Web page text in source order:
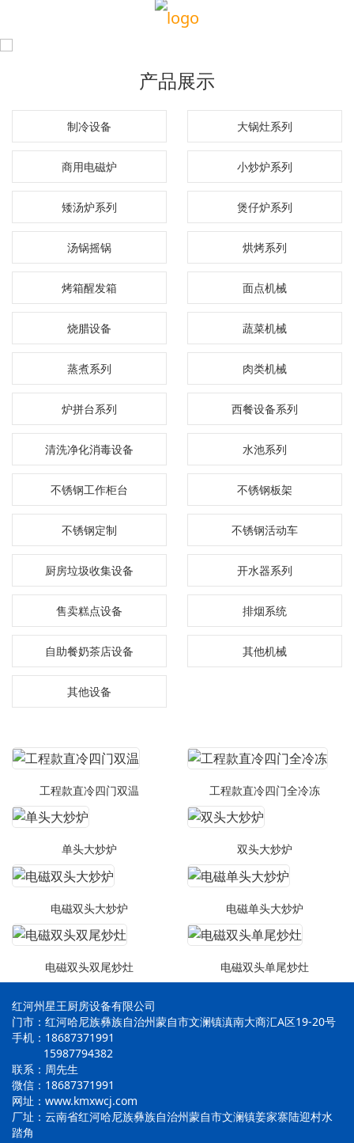
产品展示
制冷设备 大锅灶系列
商用电磁炉 小炒炉系列
矮汤炉系列 煲仔炉系列
汤锅摇锅 烘烤系列
烤箱醒发箱 面点机械
烧腊设备 蔬菜机械
蒸煮系列 肉类机械
炉拼台系列 西餐设备系列
清洗净化消毒设备 水池系列
不锈钢工作柜台 不锈钢板架
不锈钢定制 不锈钢活动车
厨房垃圾收集设备 开水器系列
售卖糕点设备 排烟系统
自助餐奶茶店设备 其他机械
其他设备
工程款直冷四门双温 工程款直冷四门全冷冻
单头大炒炉 双头大炒炉
电磁双头大炒炉 电磁单头大炒炉
电磁双头双尾炒灶 电磁双头单尾炒灶
红河州星王厨房设备有限公司
门市：红河哈尼族彝族自治州蒙自市文澜镇滇南大商汇A区19-20号
手机：18687371991
15987794382
联系：周先生
微信：18687371991
网址：www.kmxwcj.com
厂址：云南省红河哈尼族彝族自治州蒙自市文澜镇姜家寨陆迎村水
踏角